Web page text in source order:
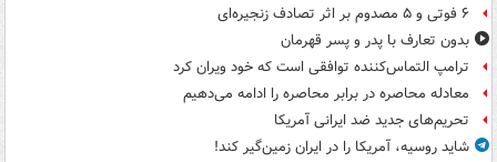
۶ فوتی و ۵ مصدوم بر اثر تصادف زنجیره‌ای
بدون تعارف با پدر و پسر قهرمان
ترامپ التماس‌کننده توافقی است که خود ویران کرد
معادله محاصره در برابر محاصره را ادامه می‌دهیم
تحریم‌های جدید ضد ایرانی آمریکا
شاید روسیه، آمریکا را در ایران زمین‌گیر کند!